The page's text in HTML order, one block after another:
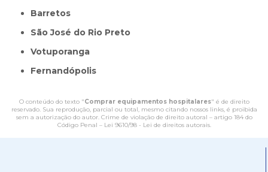
Barretos
São José do Rio Preto
Votuporanga
Fernandópolis
O conteúdo do texto "Comprar equipamentos hospitalares" é de direito
reservado. Sua reprodução, parcial ou total, mesmo citando nossos links, é proibida
sem a autorização do autor. Crime de violação de direito autoral – artigo 184 do
Código Penal – Lei 9610/98 - Lei de direitos autorais.